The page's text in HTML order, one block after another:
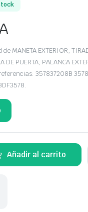
MANETA EXTERIOR,
DE PUERTA, PALANCA
357837208B
Añadir al carrito